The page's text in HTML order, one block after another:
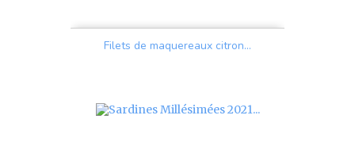
Filets de maquereaux citron...